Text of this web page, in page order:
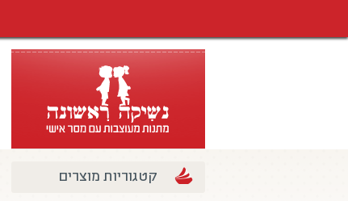
קטגוריות מוצרים